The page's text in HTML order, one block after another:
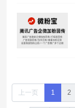
上一页 1 2